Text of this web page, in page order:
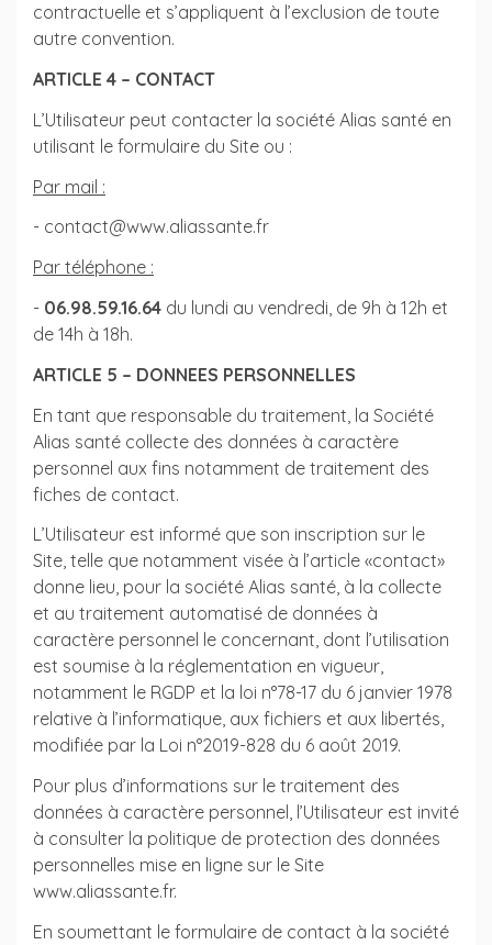
contractuelle et s’appliquent à l’exclusion de toute
autre convention.
ARTICLE 4 – CONTACT
L’Utilisateur peut contacter la société Alias santé en
utilisant le formulaire du Site ou :
Par mail :
- contact@www.aliassante.fr
Par téléphone :
- 06.98.59.16.64 du lundi au vendredi, de 9h à 12h et
de 14h à 18h.
ARTICLE 5 – DONNEES PERSONNELLES
En tant que responsable du traitement, la Société
Alias santé collecte des données à caractère
personnel aux fins notamment de traitement des
fiches de contact.
L’Utilisateur est informé que son inscription sur le
Site, telle que notamment visée à l’article «contact»
donne lieu, pour la société Alias santé, à la collecte
et au traitement automatisé de données à
caractère personnel le concernant, dont l’utilisation
est soumise à la réglementation en vigueur,
notamment le RGDP et la loi n°78-17 du 6 janvier 1978
relative à l’informatique, aux fichiers et aux libertés,
modifiée par la Loi n°2019-828 du 6 août 2019.
Pour plus d’informations sur le traitement des
données à caractère personnel, l’Utilisateur est invité
à consulter la politique de protection des données
personnelles mise en ligne sur le Site
www.aliassante.fr.
En soumettant le formulaire de contact à la société